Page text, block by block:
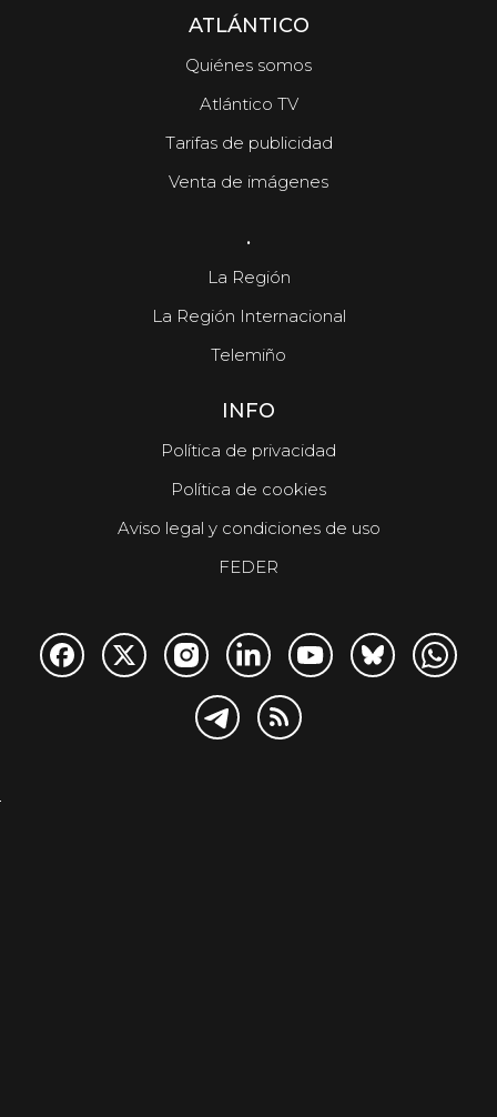
ATLÁNTICO
Quiénes somos
Atlántico TV
Tarifas de publicidad
Venta de imágenes
.
La Región
La Región Internacional
Telemiño
INFO
Política de privacidad
Política de cookies
Aviso legal y condiciones de uso
FEDER